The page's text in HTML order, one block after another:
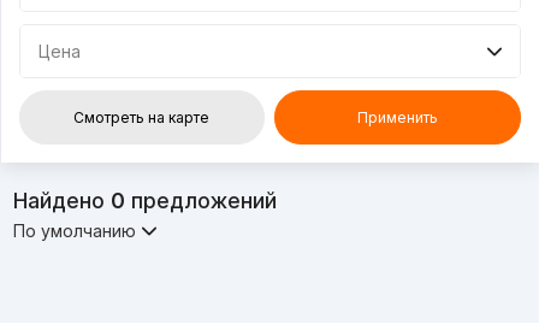
Цена
Смотреть на карте Применить
Найдено 0 предложений
По умолчанию